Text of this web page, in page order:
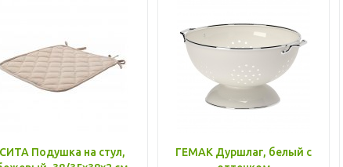
СИТА Подушка на стул,
ГЕМАК Дуршлаг, белый с